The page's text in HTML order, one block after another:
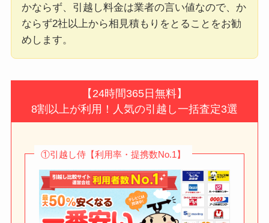
かならず、引越し料金は業者の言い値なので、か
ならず2社以上から相見積もりをとることをお勧
めします。
【24時間365日無料】
8割以上が利用！人気の引越し一括査定3選
①引越し侍【利用率・提携数No.1】